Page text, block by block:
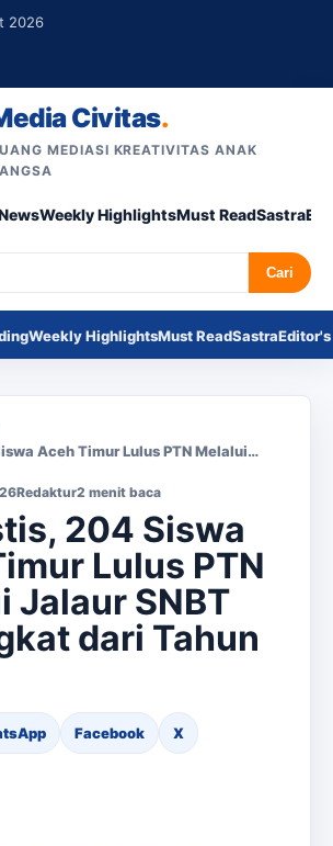
2026
Civitas.
MEDIASI KREATIVITAS ANAK
Weekly HighlightsMust ReadSastra
Cari
Weekly HighlightsMust ReadSastra
Aceh Timur Lulus PTN Melalui…
Redaktur2 menit baca
204 Siswa
Lulus PTN
Jalaur SNBT
dari Tahun
Facebook X